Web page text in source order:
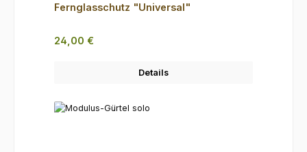
Fernglasschutz "Universal"
Regulärer Preis:
24,00 €
Details